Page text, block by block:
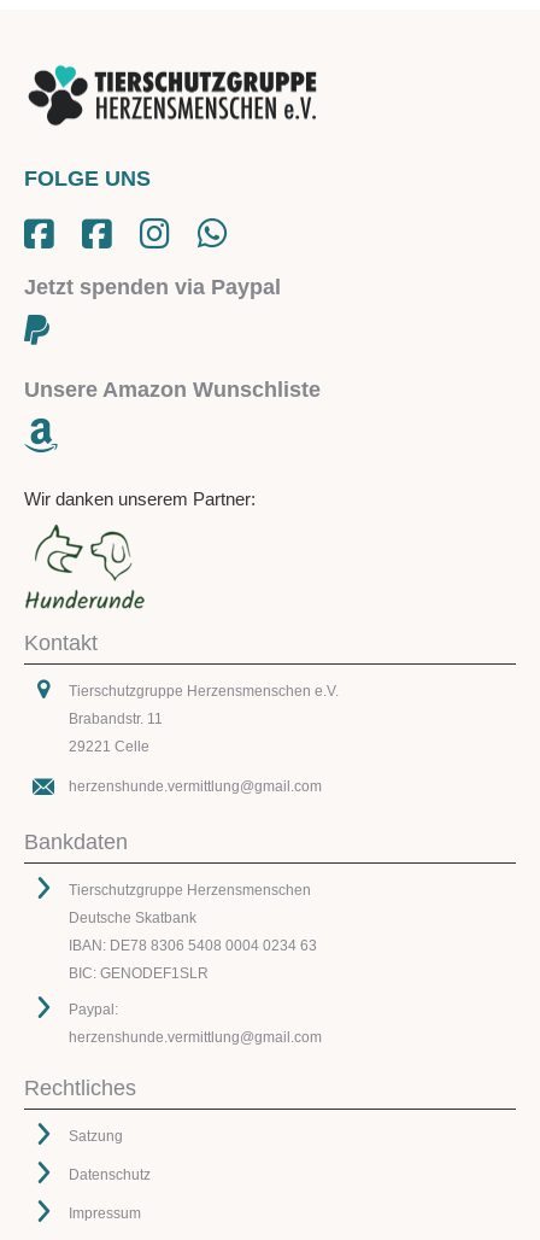
FOLGE UNS
Jetzt spenden via Paypal
Unsere Amazon Wunschliste
Wir danken unserem Partner:
Kontakt
Tierschutzgruppe Herzensmenschen e.V.
Brabandstr. 11
29221 Celle
herzenshunde.vermittlung@gmail.com
Bankdaten
Tierschutzgruppe Herzensmenschen
Deutsche Skatbank
IBAN: DE78 8306 5408 0004 0234 63
BIC: GENODEF1SLR
Paypal:
herzenshunde.vermittlung@gmail.com
Rechtliches
Satzung
Datenschutz
Impressum